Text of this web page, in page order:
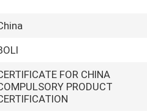
FOR CHINA
PRODUCT